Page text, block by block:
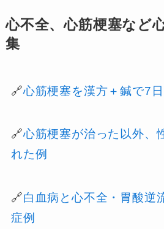
心不全、心筋梗塞など
集
🔗心筋梗塞を漢方＋鍼で7
🔗心筋梗塞が治った以外、
れた例
🔗白血病と心不全・胃酸逆
症例